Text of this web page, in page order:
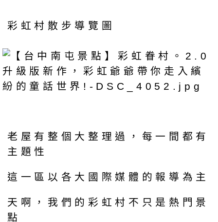
彩虹村散步導覽圖
老屋有整個大整理過，每一間都有
主題性
這一區以各大國際媒體的報導為主
天啊，我們的彩虹村不只是熱門景
點